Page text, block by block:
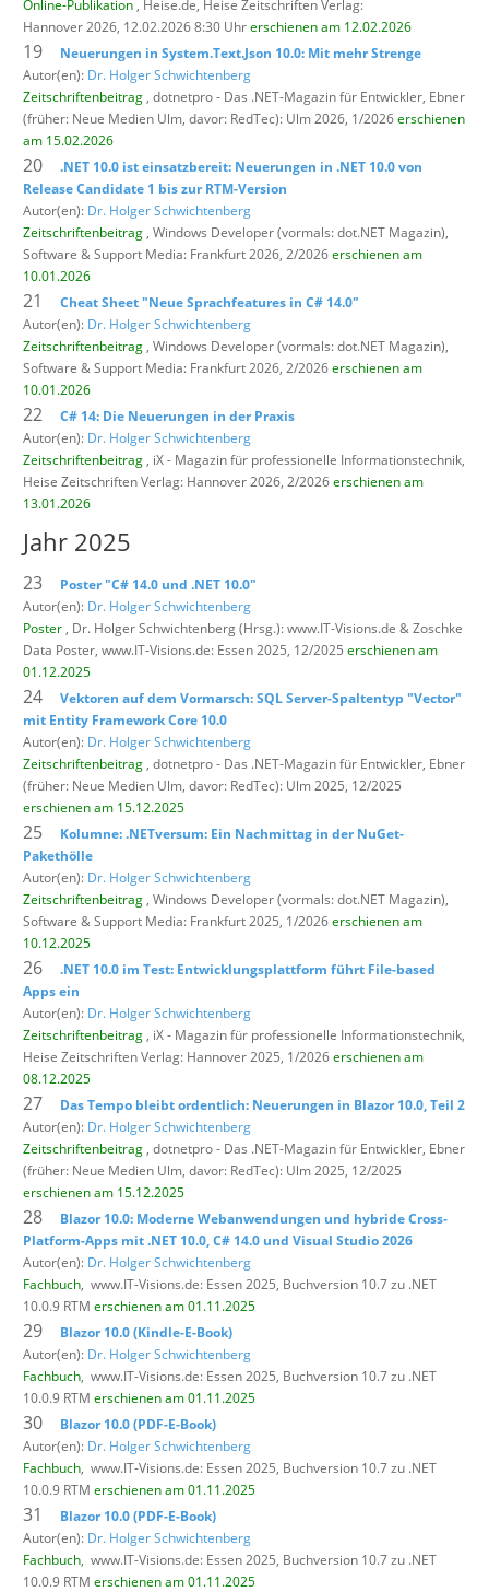
Online-Publikation , Heise.de, Heise Zeitschriften Verlag:
Hannover 2026, 12.02.2026 8:30 Uhrerschienen am 12.02.2026
19
Neuerungen in System.Text.Json 10.0: Mit mehr Strenge
Autor(en): Dr. Holger Schwichtenberg
Zeitschriftenbeitrag , dotnetpro - Das .NET-Magazin für Entwickler, Ebner
(früher: Neue Medien Ulm, davor: RedTec): Ulm 2026, 1/2026erschienen
am 15.02.2026
20
.NET 10.0 ist einsatzbereit: Neuerungen in .NET 10.0 von
Release Candidate 1 bis zur RTM-Version
Autor(en): Dr. Holger Schwichtenberg
Zeitschriftenbeitrag , Windows Developer (vormals: dot.NET Magazin),
Software & Support Media: Frankfurt 2026, 2/2026erschienen am
10.01.2026
21
Cheat Sheet "Neue Sprachfeatures in C# 14.0"
Autor(en): Dr. Holger Schwichtenberg
Zeitschriftenbeitrag , Windows Developer (vormals: dot.NET Magazin),
Software & Support Media: Frankfurt 2026, 2/2026erschienen am
10.01.2026
22
C# 14: Die Neuerungen in der Praxis
Autor(en): Dr. Holger Schwichtenberg
Zeitschriftenbeitrag , iX - Magazin für professionelle Informationstechnik,
Heise Zeitschriften Verlag: Hannover 2026, 2/2026erschienen am
13.01.2026
Jahr 2025
23
Poster "C# 14.0 und .NET 10.0"
Autor(en): Dr. Holger Schwichtenberg
Poster , Dr. Holger Schwichtenberg (Hrsg.): www.IT-Visions.de & Zoschke
Data Poster, www.IT-Visions.de: Essen 2025, 12/2025 erschienen am
01.12.2025
24
Vektoren auf dem Vormarsch: SQL Server-Spaltentyp "Vector"
mit Entity Framework Core 10.0
Autor(en): Dr. Holger Schwichtenberg
Zeitschriftenbeitrag , dotnetpro - Das .NET-Magazin für Entwickler, Ebner
(früher: Neue Medien Ulm, davor: RedTec): Ulm 2025, 12/2025
erschienen am 15.12.2025
25
Kolumne: .NETversum: Ein Nachmittag in der NuGet-
Pakethölle
Autor(en): Dr. Holger Schwichtenberg
Zeitschriftenbeitrag , Windows Developer (vormals: dot.NET Magazin),
Software & Support Media: Frankfurt 2025, 1/2026erschienen am
10.12.2025
26
.NET 10.0 im Test: Entwicklungsplattform führt File-based
Apps ein
Autor(en): Dr. Holger Schwichtenberg
Zeitschriftenbeitrag , iX - Magazin für professionelle Informationstechnik,
Heise Zeitschriften Verlag: Hannover 2025, 1/2026erschienen am
08.12.2025
27
Das Tempo bleibt ordentlich: Neuerungen in Blazor 10.0, Teil 2
Autor(en): Dr. Holger Schwichtenberg
Zeitschriftenbeitrag , dotnetpro - Das .NET-Magazin für Entwickler, Ebner
(früher: Neue Medien Ulm, davor: RedTec): Ulm 2025, 12/2025
erschienen am 15.12.2025
28
Blazor 10.0: Moderne Webanwendungen und hybride Cross-
Platform-Apps mit .NET 10.0, C# 14.0 und Visual Studio 2026
Autor(en): Dr. Holger Schwichtenberg
Fachbuch, www.IT-Visions.de: Essen 2025, Buchversion 10.7 zu .NET
10.0.9 RTM erschienen am 01.11.2025
29
Blazor 10.0 (Kindle-E-Book)
Autor(en): Dr. Holger Schwichtenberg
Fachbuch, www.IT-Visions.de: Essen 2025, Buchversion 10.7 zu .NET
10.0.9 RTM erschienen am 01.11.2025
30
Blazor 10.0 (PDF-E-Book)
Autor(en): Dr. Holger Schwichtenberg
Fachbuch, www.IT-Visions.de: Essen 2025, Buchversion 10.7 zu .NET
10.0.9 RTM erschienen am 01.11.2025
31
Blazor 10.0 (PDF-E-Book)
Autor(en): Dr. Holger Schwichtenberg
Fachbuch, www.IT-Visions.de: Essen 2025, Buchversion 10.7 zu .NET
10.0.9 RTM erschienen am 01.11.2025